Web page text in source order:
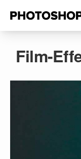
Film-